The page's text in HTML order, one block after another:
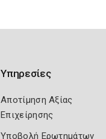
Υπηρεσίες
Αποτίμηση Αξίας
Επιχείρησης
Υποβολή Ερωτημάτων